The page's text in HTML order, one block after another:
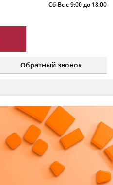
Сб-Вс с 9:00 до 18:00
Обратный звонок